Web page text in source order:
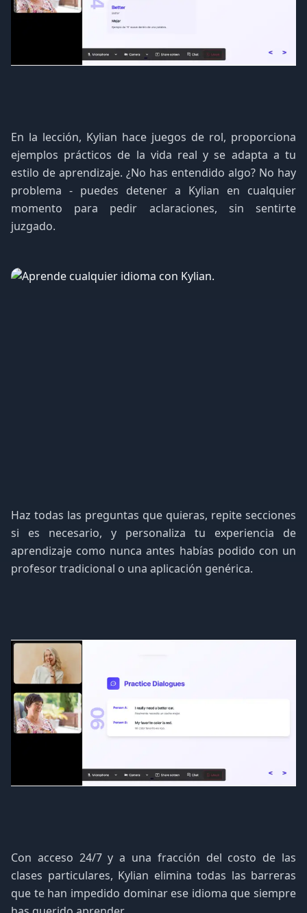
En la lección, Kylian hace juegos de rol, proporciona
ejemplos prácticos de la vida real y se adapta a tu
estilo de aprendizaje. ¿No has entendido algo? No hay
problema - puedes detener a Kylian en cualquier
momento para pedir aclaraciones, sin sentirte
juzgado.
Haz todas las preguntas que quieras, repite secciones
si es necesario, y personaliza tu experiencia de
aprendizaje como nunca antes habías podido con un
profesor tradicional o una aplicación genérica.
Con acceso 24/7 y a una fracción del costo de las
clases particulares, Kylian elimina todas las barreras
que te han impedido dominar ese idioma que siempre